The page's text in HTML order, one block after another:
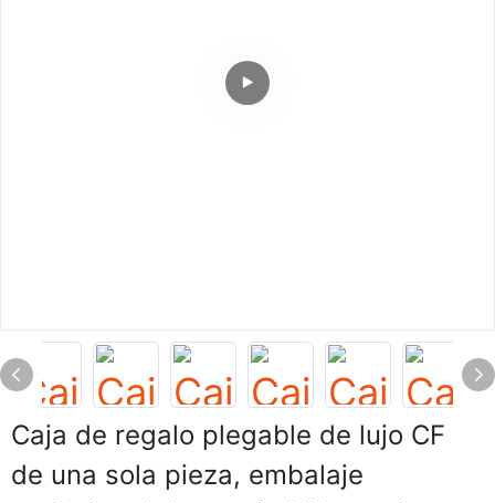
Caja de regalo plegable de lujo CF
de una sola pieza, embalaje